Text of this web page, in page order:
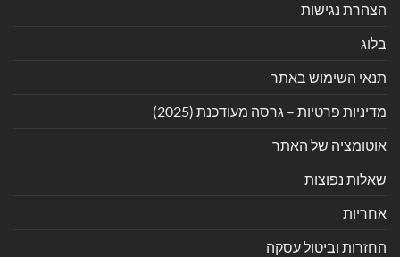
הצהרת נגישות
בלוג
תנאי השימוש באתר
מדיניות פרטיות – גרסה מעודכנת (2025)
אוטומציה של האתר
שאלות נפוצות
אחריות
החזרות וביטול עסקה